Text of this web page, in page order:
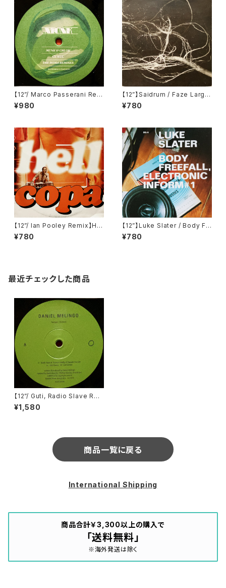
【12”/ Marco Passerani Rem
ix】Munk & Chloé / Ce Kul
(The Roma Remixes) (Gom
¥980
【12”】Saidrum / Faze Large
(Revirth) (RE007)
¥780
【12”/ Ian Pooley Remix】Hel
l / Copa (V2 Records) (VVR
5005516)
¥780
【12”】Luke Slater / Body Fr
eefall, Electronic Inform #1
(NovaMute) (12 NoMu 75)
¥780
最近チェックした商品
【12”/ Guti, Radio Slave Re
mix】Daniel Melingo / Narig
on - Remixes (Desolat) (D
¥1,580
商品一覧に戻る
International Shipping
商品合計￥3,300以上の購入で
「送料無料」
※海外発送は除く